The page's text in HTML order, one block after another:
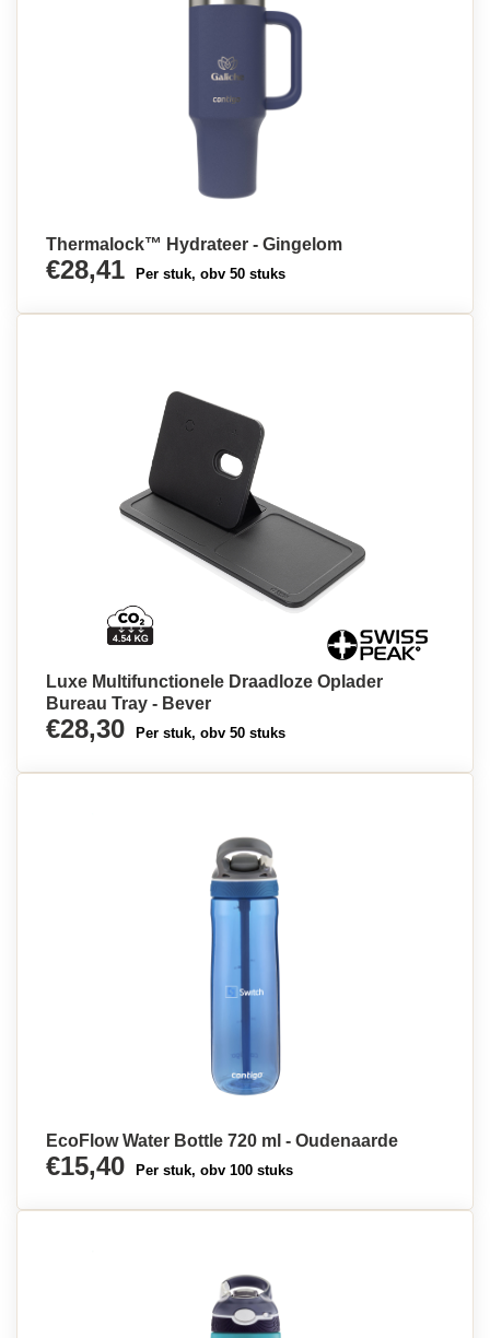
Thermalock™ Hydrateer - Gingelom
€28,41 Per stuk, obv 50 stuks
Luxe Multifunctionele Draadloze Oplader
Bureau Tray - Bever
€28,30 Per stuk, obv 50 stuks
EcoFlow Water Bottle 720 ml - Oudenaarde
€15,40 Per stuk, obv 100 stuks